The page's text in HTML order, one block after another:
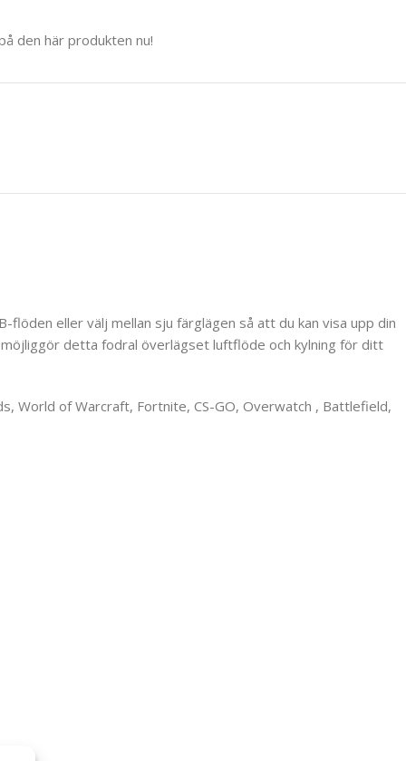
den här produkten nu!
flöden eller välj mellan sju färglägen så att du kan visa upp din
detta fodral överlägset luftflöde och kylning för ditt
World of Warcraft, Fortnite, CS-GO, Overwatch , Battlefield,